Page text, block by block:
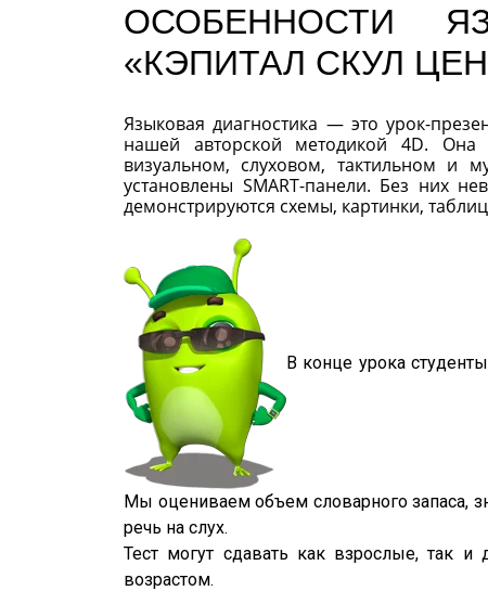
ОСОБЕННОСТИ
«КЭПИТАЛ СКУЛ
Языковая диагностика — это урок-
нашей авторской методикой 4D. Она
визуальном, слуховом, тактильном и
установлены SMART-панели. Без них
демонстрируются схемы, картинки,
В конце урока
Мы оцениваем объем словарного запаса,
речь на слух.
Тест могут сдавать как взрослые, так
возрастом.